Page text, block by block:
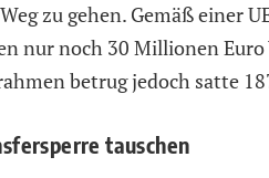
zu gehen. Gemäß einer
nur noch 30 Millionen Euro
betrug jedoch satte
tauschen